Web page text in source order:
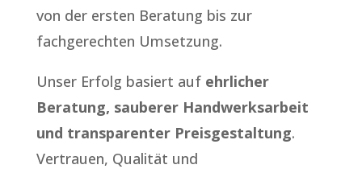
von der ersten Beratung bis zur
fachgerechten Umsetzung.
Unser Erfolg basiert auf ehrlicher
Beratung, sauberer Handwerksarbeit
und transparenter Preisgestaltung.
Vertrauen, Qualität und